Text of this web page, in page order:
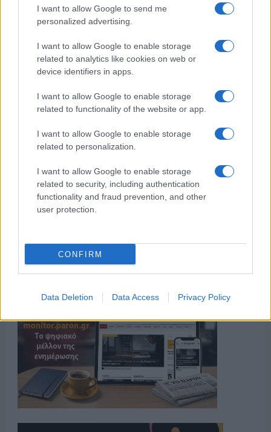
I want to allow Google to send me
personalized advertising.
I want to allow Google to enable storage
related to analytics like cookies on web or
device identifiers in apps.
I want to allow Google to enable storage
related to functionality of the website or app.
I want to allow Google to enable storage
related to personalization.
I want to allow Google to enable storage
related to security, including authentication
functionality and fraud prevention, and other
user protection.
CONFIRM
Data Deletion Data Access Privacy Policy